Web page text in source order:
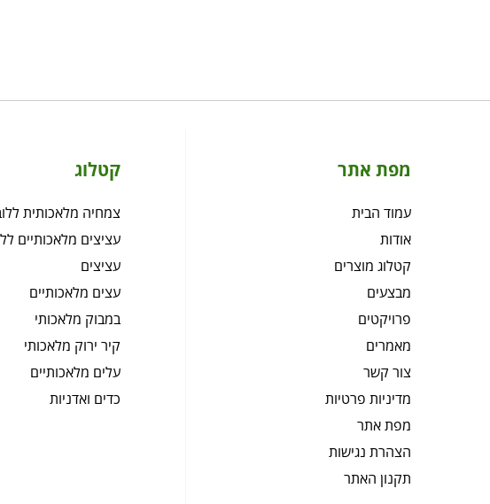
מפת אתר
עמוד הבית
אודות
קטלוג מוצרים
מבצעים
פרויקטים
מאמרים
צור קשר
מדיניות פרטיות
מפת אתר
הצהרת נגישות
תקנון האתר
קטלוג
צמחיה מלאכותית
עציצים מלאכותיים
עציצים
עצים מלאכותיים
במבוק מלאכותי
קיר ירוק מלאכותי
עלים מלאכותיים
כדים ואדניות